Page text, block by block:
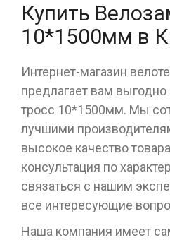
Купить
10*1500мм в
Интернет-магазин
предлагает вам
тросс 10*1500мм. Мы
лучшими
высокое качество
консультация по
связаться с нашим
все интересующие
Наша компания имеет